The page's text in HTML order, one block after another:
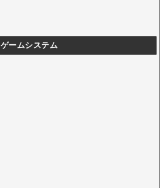
ゲームシステム